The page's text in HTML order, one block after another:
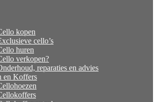
kopen
cello’s
huren
verkopen?
reparaties en advies
en Koffers